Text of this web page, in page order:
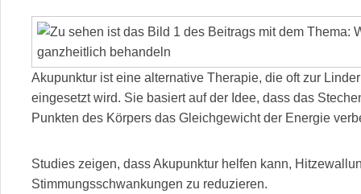
Akupunktur ist eine alternative Therapie, die oft zur
eingesetzt wird. Sie basiert auf der Idee, dass das
Punkten des Körpers das Gleichgewicht der Energie
Studies zeigen, dass Akupunktur helfen kann,
Stimmungsschwankungen zu reduzieren.